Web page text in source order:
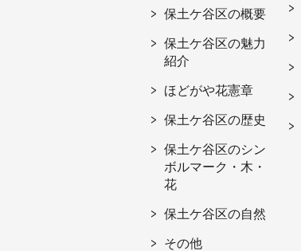
保土ケ谷区の概要
保土ケ谷区の魅力
紹介
ほどがや花憲章
保土ケ谷区の歴史
保土ケ谷区のシン
ボルマーク・木・
花
保土ケ谷区の自然
その他